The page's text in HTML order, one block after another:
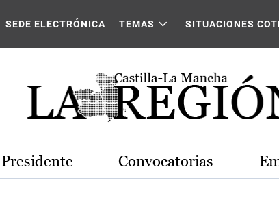
La Mancha
SEDE ELECTRÓNICA TEMAS SITUACIONES
Convocatorias